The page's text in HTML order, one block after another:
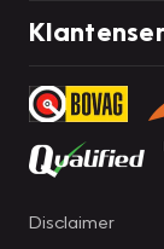
Disclaimer